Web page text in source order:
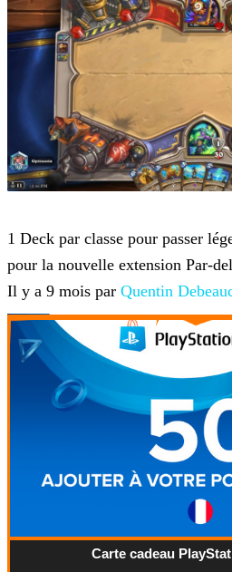
1 Deck par classe pour passer
pour la nouvelle extension Par-
Il y a 9 mois par Quentin
Carte cadeau